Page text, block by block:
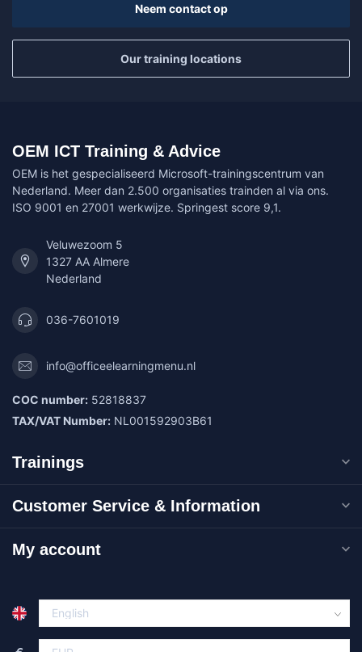
Neem contact op
Our training locations
OEM ICT Training & Advice
OEM is het gespecialiseerd Microsoft-trainingscentrum van
Nederland. Meer dan 2.500 organisaties trainden al via ons.
ISO 9001 en 27001 werkwijze. Springest score 9,1.
Veluwezoom 5
1327 AA Almere
Nederland
036-7601019
info@officeelearningmenu.nl
COC number: 52818837
TAX/VAT Number: NL001592903B61
Trainings
Customer Service & Information
My account